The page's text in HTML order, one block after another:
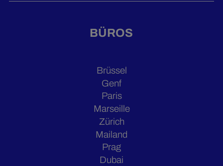
BÜROS
Brüssel
Genf
Paris
Marseille
Zürich
Mailand
Prag
Dubai